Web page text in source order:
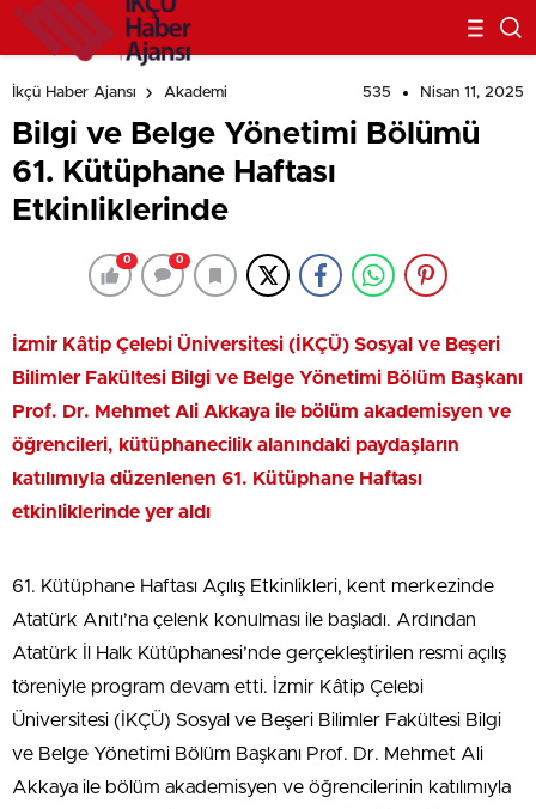
İkçü Haber Ajansı Akademi 535 Nisan 11, 2025
Bilgi ve Belge Yönetimi Bölümü
61. Kütüphane Haftası
Etkinliklerinde
0 0
İzmir Kâtip Çelebi Üniversitesi (İKÇÜ) Sosyal ve Beşeri
Bilimler Fakültesi Bilgi ve Belge Yönetimi Bölüm Başkanı
Prof. Dr. Mehmet Ali Akkaya ile bölüm akademisyen ve
öğrencileri, kütüphanecilik alanındaki paydaşların
katılımıyla düzenlenen 61. Kütüphane Haftası
etkinliklerinde yer aldı
61. Kütüphane Haftası Açılış Etkinlikleri, kent merkezinde
Atatürk Anıtı’na çelenk konulması ile başladı. Ardından
Atatürk İl Halk Kütüphanesi’nde gerçekleştirilen resmi açılış
töreniyle program devam etti. İzmir Kâtip Çelebi
Üniversitesi (İKÇÜ) Sosyal ve Beşeri Bilimler Fakültesi Bilgi
ve Belge Yönetimi Bölüm Başkanı Prof. Dr. Mehmet Ali
Akkaya ile bölüm akademisyen ve öğrencilerinin katılımıyla